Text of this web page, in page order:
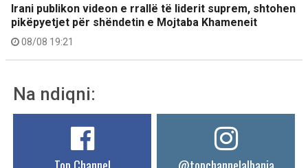
Irani publikon videon e rrallë të liderit suprem, shtohen
pikëpyetjet për shëndetin e Mojtaba Khameneit
08/08 19:21
Na ndiqni: